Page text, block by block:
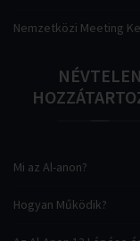
Nemzetközi Meeting
NÉVTELEN
Mi az Al-anon?
Hogyan Működik?